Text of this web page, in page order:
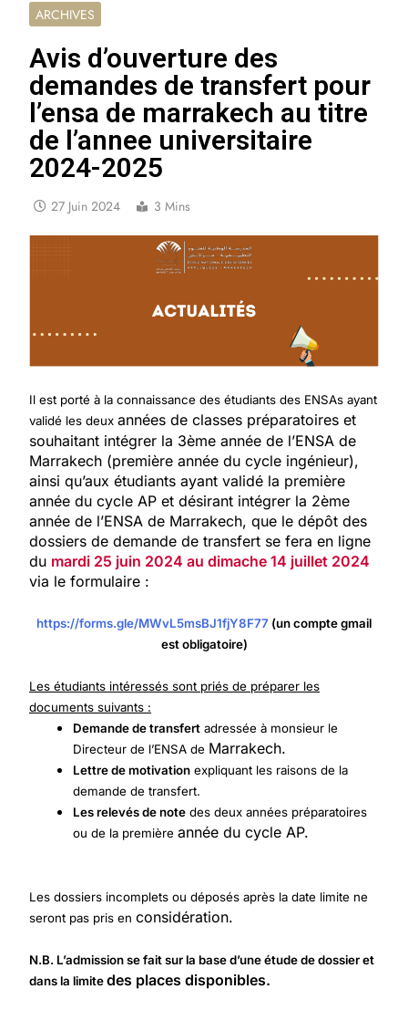
ARCHIVES
Avis d’ouverture des
demandes de transfert pour
l’ensa de marrakech au titre
de l’annee universitaire
2024-2025
27 Juin 2024 3 Mins
Il est porté à la connaissance des étudiants des ENSAs ayant
validé les deux années de classes préparatoires et
souhaitant intégrer la 3ème année de l’ENSA de
Marrakech (première année du cycle ingénieur),
ainsi qu’aux étudiants ayant validé la première
année du cycle AP et désirant intégrer la 2ème
année de l’ENSA de Marrakech, que le dépôt des
dossiers de demande de transfert se fera en ligne
du mardi 25 juin 2024 au dimache 14 juillet 2024
via le formulaire :
https://forms.gle/MWvL5msBJ1fjY8F77 (un compte gmail
est obligatoire)
Les étudiants intéressés sont priés de préparer les
documents suivants :
Demande de transfert adressée à monsieur le
Directeur de l’ENSA de Marrakech.
Lettre de motivation expliquant les raisons de la
demande de transfert.
Les relevés de note des deux années préparatoires
ou de la première année du cycle AP.
Les dossiers incomplets ou déposés après la date limite ne
seront pas pris en considération.
N.B. L’admission se fait sur la base d’une étude de dossier et
dans la limitedes places disponibles.